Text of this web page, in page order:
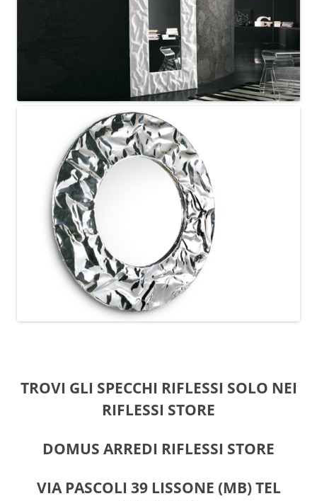
TROVI GLI SPECCHI RIFLESSI SOLO NEI
RIFLESSI STORE
DOMUS ARREDI RIFLESSI STORE
VIA PASCOLI 39 LISSONE (MB) TEL